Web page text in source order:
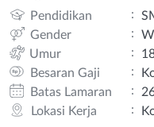
Pendidikan :
Gender
:
Umur
:
Besaran Gaji
:
Batas Lamaran
:
Lokasi Kerja
: